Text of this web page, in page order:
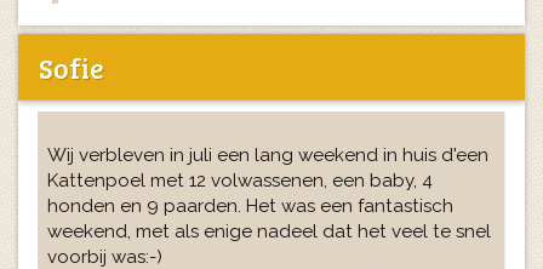
Sofie
Wij verbleven in juli een lang weekend in huis d'een
Kattenpoel met 12 volwassenen, een baby, 4
honden en 9 paarden. Het was een fantastisch
weekend, met als enige nadeel dat het veel te snel
voorbij was:-)